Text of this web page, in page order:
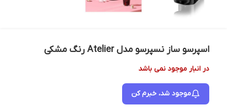
اسپرسو ساز نسپرسو مدل Atelier رنگ مشکی
در انبار موجود نمی باشد
موجود شد، خبرم کن